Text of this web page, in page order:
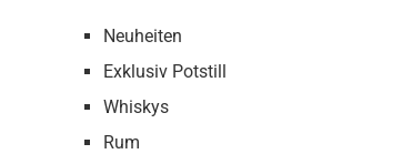
Neuheiten
Exklusiv Potstill
Whiskys
Rum